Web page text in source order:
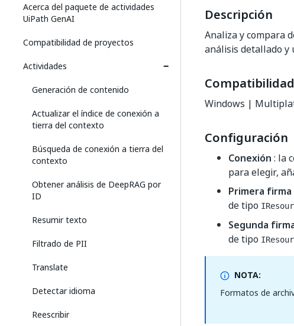
Acerca del paquete de actividades
UiPath GenAI
Compatibilidad de proyectos
Actividades
Generación de contenido
Actualizar el índice de conexión a
tierra del contexto
Búsqueda de conexión a tierra del
contexto
Obtener análisis de DeepRAG por
ID
Resumir texto
Filtrado de PII
Translate
Detectar idioma
Reescribir
Descripción
Analiza y compara
análisis detallado y
Windows |
Configuración
Conexión : la
para elegir,
Primera firma
de tipo
Segunda
de tipo
NOTA:
Formatos de